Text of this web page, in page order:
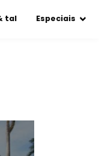
tal Especiais